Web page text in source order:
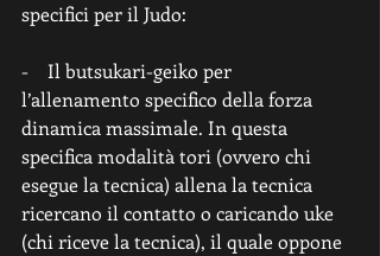
specifici per il Judo:
-    Il butsukari-geiko per
l’allenamento specifico della forza
dinamica massimale. In questa
specifica modalità tori (ovvero chi
esegue la tecnica) allena la tecnica
ricercano il contatto o caricando uke
(chi riceve la tecnica), il quale oppone